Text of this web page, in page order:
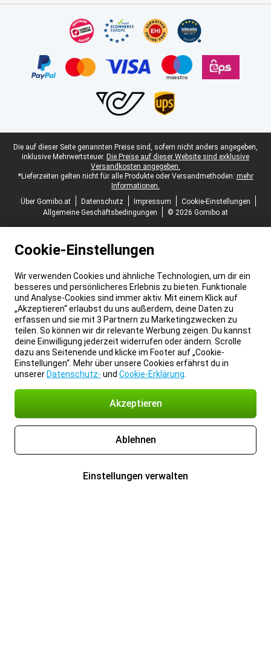
Juristische Fußzeile
Die auf dieser Seite genannten Preise sind, sofern nicht anders angegeben,
inklusive Mehrwertsteuer. Die Preise auf dieser Website sind exklusive
Versandkosten angegeben.
*Lieferzeiten gelten nicht für alle Produkte oder Versandmethoden: mehr
Informationen.
Über Gomibo.at
Datenschutz Impressum
Cookie-Einstellungen
Allgemeine Geschäftsbedingungen
© 2026 Gomibo.at
Cookie-Einstellungen
Wir verwenden Cookies und ähnliche Technologien, um dir ein
besseres und persönlicheres Erlebnis zu bieten. Funktionale
und Analyse-Cookies sind immer aktiv. Mit einem Klick auf
„Akzeptieren“ erlaubst du uns außerdem, deine Daten zu
erfassen und sie mit 3 Partnern zu Marketingzwecken zu
teilen. So können wir dir relevante Werbung zeigen. Du kannst
deine Einwilligung jederzeit widerrufen oder ändern. Scrolle
dazu ans Seitenende und klicke im Footer auf „Cookie-
Einstellungen“. Mehr über unsere Cookies erfährst du in
unserer Datenschutz- und Cookie-Erklärung
Akzeptieren
Ablehnen
Einstellungen verwalten